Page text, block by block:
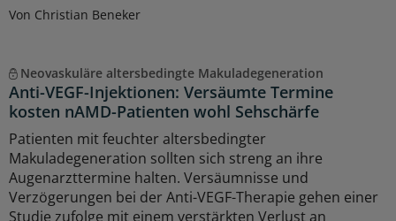
Von Christian Beneker
Neovaskuläre altersbedingte Makuladegeneration
Anti-VEGF-Injektionen: Versäumte Termine
kosten nAMD-Patienten wohl Sehschärfe
Patienten mit feuchter altersbedingter
Makuladegeneration sollten sich streng an ihre
Augenarzttermine halten. Versäumnisse und
Verzögerungen bei der Anti-VEGF-Therapie gehen einer
Studie zufolge mit einem verstärkten Verlust an